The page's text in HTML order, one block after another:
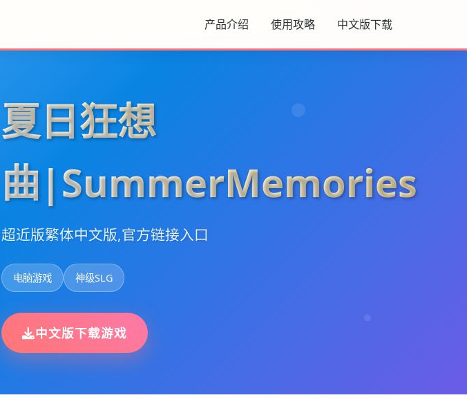
产品介绍 使用攻略 中文版下载
夏日狂想
曲|SummerMemories
超近版繁体中文版,官方链接入口
电脑游戏 神级SLG
中文版下载游戏